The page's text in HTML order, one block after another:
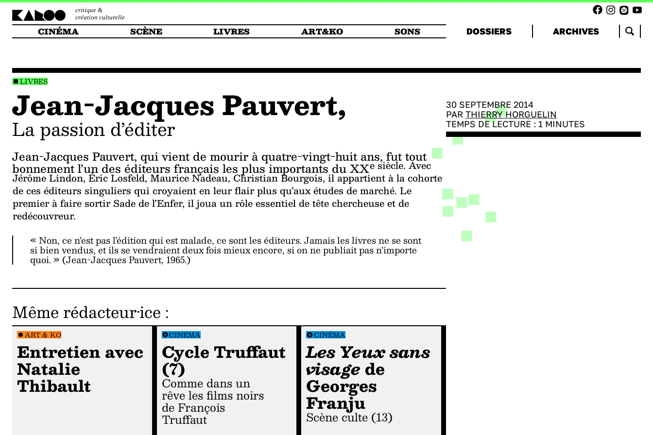
critique &
création culturelle
CINÉMA SCÈNE LIVRES ART&KO SONS DOSSIERS ARCHIVES
LIVRES
Jean-Jacques Pauvert,
la passion d’éditer
Jean-Jacques Pauvert, qui vient de mourir à quatre-vingt-huit ans, fut tout
bonnement l’un des éditeurs français les plus importants du XXe siècle. Avec
Jérôme Lindon, Éric Losfeld, Maurice Nadeau, Christian Bourgois, il appartient à la cohorte
de ces éditeurs singuliers qui croyaient en leur flair plus qu’aux études de marché. Le
premier à faire sortir Sade de l’Enfer, il joua un rôle essentiel de tête chercheuse et de
redécouvreur.
« Non, ce n’est pas l’édition qui est malade, ce sont les éditeurs. Jamais les livres ne se sont
si bien vendus, et ils se vendraient deux fois mieux encore, si on ne publiait pas n’importe
quoi. » (Jean-Jacques Pauvert, 1965.)
Même rédacteur·ice :
ART & KO
Entretien avec
Natalie
Thibault
CINÉMA
Cycle Truffaut
(7)
Comme dans un
rêve les films noirs
de François
Truffaut
CINÉMA
Les Yeux sans
visage de
Georges
Franju
Scène culte (13)
30 SEPTEMBRE 2014
PAR THIERRY HORGUELIN
TEMPS DE LECTURE : 1 MINUTES